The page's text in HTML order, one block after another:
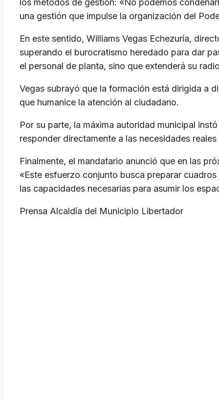
los métodos de gestión: «No podemos
una gestión que impulse la organización del
En este sentido, Williams Vegas Echezuría,
superando el burocratismo heredado para dar
el personal de planta, sino que extenderá su
Vegas subrayó que la formación está dirigida a
que humanice la atención al ciudadano.
Por su parte, la máxima autoridad municipal
responder directamente a las necesidades
Finalmente, el mandatario anunció que en las
«Este esfuerzo conjunto busca preparar
las capacidades necesarias para asumir los
Prensa Alcaldía del Municipio Libertador